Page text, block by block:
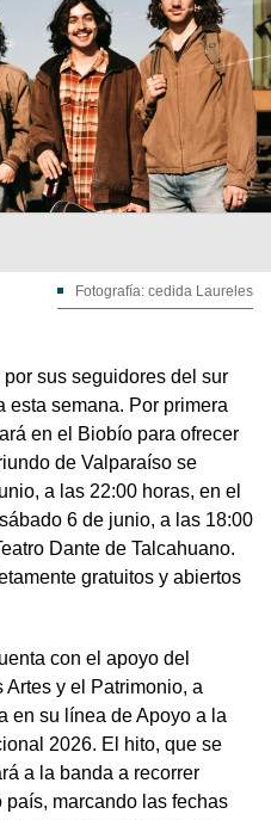
Fotografía: cedida Laureles
sus seguidores del sur
esta semana. Por primera
en el Biobío para ofrecer
de Valparaíso se
a las 22:00 horas, en el
6 de junio, a las 18:00
Dante de Talcahuano.
gratuitos y abiertos
con el apoyo del
y el Patrimonio, a
en su línea de Apoyo a la
2026. El hito, que se
a la banda a recorrer
marcando las fechas